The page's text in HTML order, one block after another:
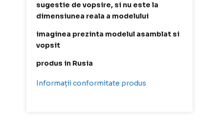
sugestie de vopsire, si nu este la
dimensiunea reala a modelului
imaginea prezinta modelul asamblat si
vopsit
produs in Rusia
Informații conformitate produs